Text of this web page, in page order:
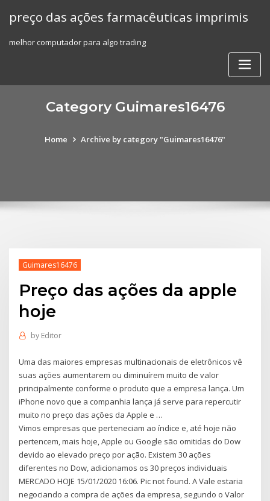
preço das ações farmacêuticas imprimis
melhor computador para algo trading
Category Guimares16476
Home Archive by category "Guimares16476"
Guimares16476
Preço das ações da apple
hoje
by Editor
Uma das maiores empresas multinacionais de eletrônicos vê
suas ações aumentarem ou diminuírem muito de valor
principalmente conforme o produto que a empresa lança. Um
iPhone novo que a companhia lança já serve para repercutir
muito no preço das ações da Apple e …
Vimos empresas que perteneciam ao índice e, até hoje não
pertencem, mais hoje, Apple ou Google são omitidas do Dow
devido ao elevado preço por ação. Existem 30 ações
diferentes no Dow, adicionamos os 30 preços individuais
MERCADO HOJE 15/01/2020 16:06. Pic not found. A Vale estaria
negociando a compra de ações da empresa, segundo o Valor